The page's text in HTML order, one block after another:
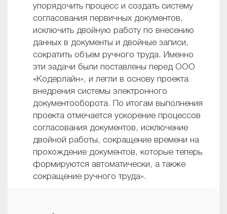
упорядочить процесс и создать систему
согласования первичных документов,
исключить двойную работу по внесению
данных в документы и двойные записи,
сократить объем ручного труда. Именно
эти задачи были поставлены перед ООО
«Кодерлайн», и легли в основу проекта
внедрения системы электронного
документооборота. По итогам выполнения
проекта отмечается ускорение процессов
согласования документов, исключение
двойной работы, сокращение времени на
прохождение документов, которые теперь
формируются автоматически, а также
сокращение ручного труда».